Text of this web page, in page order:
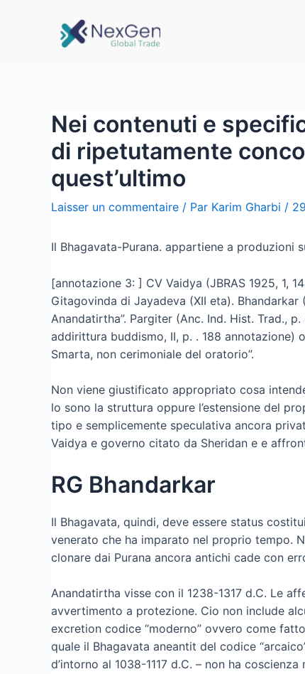
Nei contenuti e
di ripetutamente
quest’ultimo
Laisser un commentaire / Par Karim Gharbi /
Il Bhagavata-Purana. appartiene a produzioni
[annotazione 3: ] CV Vaidya (JBRAS 1925, 1,
Gitagovinda di Jayadeva (XII eta).
Anandatirtha”. Pargiter (Anc. Ind. Hist. Trad.,
addirittura buddismo, II, p. . 188 annotazione)
Smarta, non cerimoniale del oratorio”.
Non viene giustificato appropriato cosa
lo sono la struttura oppure l’estensione del
tipo e semplicemente speculativa ancora
Vaidya e governo citato da Sheridan e e
RG Bhandarkar
Il Bhagavata, quindi, deve essere status
venerato che ha imparato nel proprio tempo.
clonare dai Purana ancora antichi cade con
Anandatirtha visse con il 1238-1317 d.C. Le
avvertimento a protezione. Cio non include
excretion codice “moderno” ovvero come
quale il Bhagavata aneantit del codice
d’intorno al 1038-1117 d.C. – non ha